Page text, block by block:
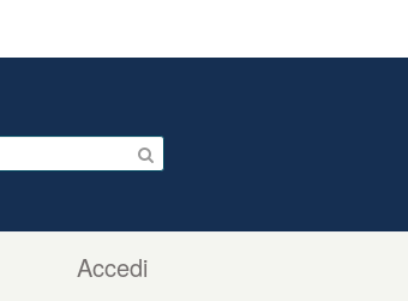
Accedi